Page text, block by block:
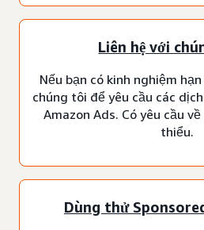
Liên hệ với
Nếu bạn có kinh nghiệm
chúng tôi để yêu cầu các
Amazon Ads. Có yêu cầu
thiểu.
Dùng thử